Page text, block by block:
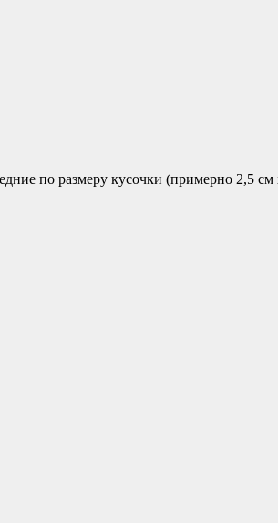
по размеру кусочки (примерно 2,5 см